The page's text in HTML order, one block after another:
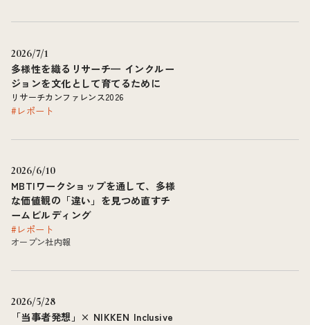
多様性を織るリサーチ— インクルー
ジョンを文化として育てるために
2026/7/1
リサーチカンファレンス2026
#レポート
MBTIワークショップを通して、多様
な価値観の「違い」を見つめ直すチ
ームビルディング
2026/6/10
#レポート
オープン社内報
「当事者発想」× NIKKEN Inclusive
2026/5/28